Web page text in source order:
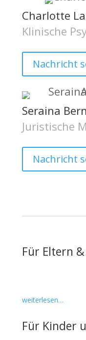
Charlotte
Klinische
Nachricht
Seraina
Juristische
Nachricht
Für Eltern
weiterlesen…
Für Kinder